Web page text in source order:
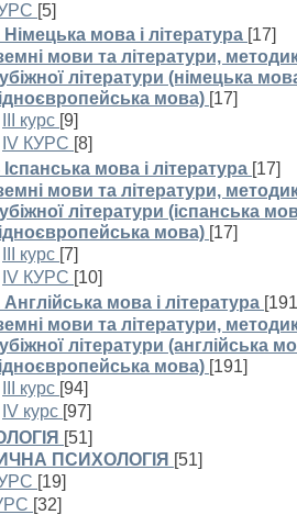
[5]
Німецька мова і література [17]
мови та літератури,
літератури (німецька
мова) [17]
III курс [9]
IV КУРС [8]
мова і література [17]
мови та літератури,
літератури (іспанська
мова) [17]
III курс [7]
IV КУРС [10]
мова і література
мови та літератури,
літератури (англійська
мова) [191]
III курс [94]
IV курс [97]
[51]
ПСИХОЛОГІЯ [51]
КУРС [19]
[32]